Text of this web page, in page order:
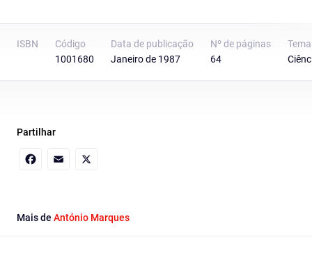
ISBN
Código
1001680
Data de publicação
Janeiro de 1987
Nº de páginas
64
Tema
Partilhar
Mais de António Marques